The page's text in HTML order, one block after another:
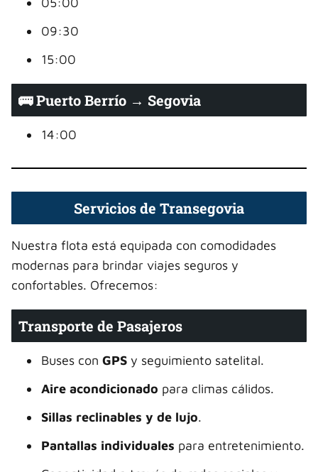
09:30
15:00
🚌 Puerto Berrío → Segovia
14:00
Servicios de Transegovia
Nuestra flota está equipada con comodidades
modernas para brindar viajes seguros y
confortables. Ofrecemos:
Transporte de Pasajeros
Buses con GPS y seguimiento satelital.
Aire acondicionado para climas cálidos.
Sillas reclinables y de lujo.
Pantallas individuales para entretenimiento.